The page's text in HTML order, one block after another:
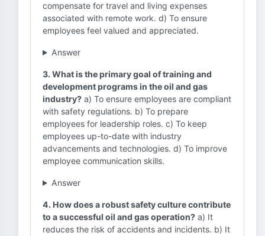
compensate for travel and living expenses
associated with remote work. d) To ensure
employees feel valued and appreciated.
Answer
3. What is the primary goal of training and
development programs in the oil and gas
industry? a) To ensure employees are compliant
with safety regulations. b) To prepare
employees for leadership roles. c) To keep
employees up-to-date with industry
advancements and technologies. d) To improve
employee communication skills.
Answer
4. How does a robust safety culture contribute
to a successful oil and gas operation? a) It
reduces the risk of accidents and incidents. b) It